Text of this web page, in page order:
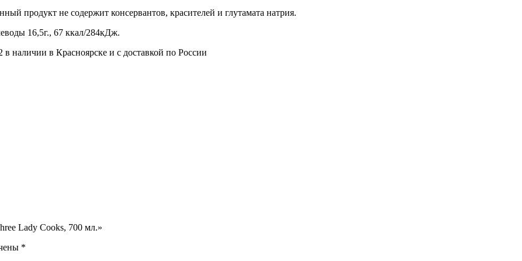
продукт не содержит консервантов, красителей и глутамата натрия.
16,5г., 67 ккал/284кДж.
наличии в Красноярске и с доставкой по России
Lady Cooks, 700 мл.»
*